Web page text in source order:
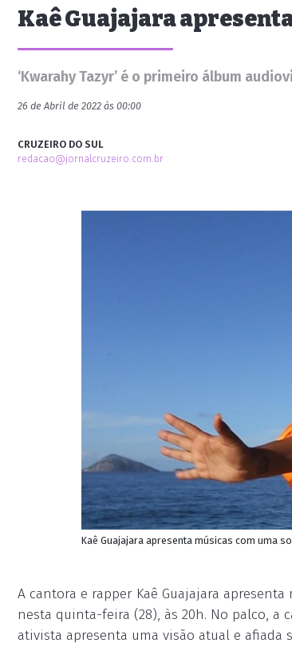
Kaê Guajajara
‘Kwarahy Tazyr’ é o primeiro álbum
26 de Abril de 2022 às 00:00
CRUZEIRO DO SUL
redacao@jornalcruzeiro.com.br
Kaê Guajajara apresenta músicas com uma
A cantora e rapper Kaê Guajajara apresenta
nesta quinta-feira (28), às 20h. No palco, a
ativista apresenta uma visão atual e afiada